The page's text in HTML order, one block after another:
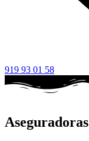
919 93 01 58
Aseguradoras